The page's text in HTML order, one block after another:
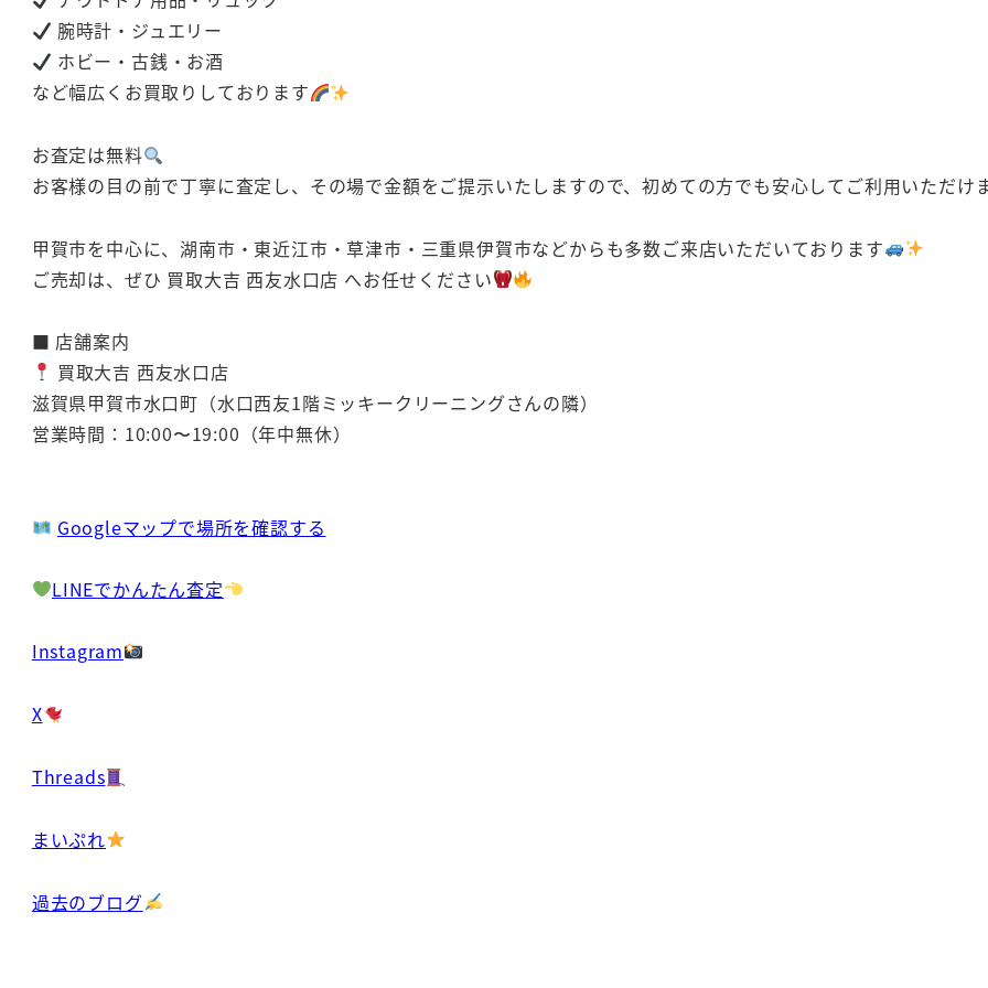
腕時計・ジュエリー
ホビー・古銭・お酒
など幅広くお買取りしております
お査定は無料
お客様の目の前で丁寧に査定し、その場で金額をご提示いたしますので、初めての方でも安心してご利用いただけ
甲賀市を中心に、湖南市・東近江市・草津市・三重県伊賀市などからも多数ご来店いただいております
ご売却は、ぜひ 買取大吉 西友水口店 へお任せください
■ 店舗案内
買取大吉 西友水口店
滋賀県甲賀市水口町（水口西友1階ミッキークリーニングさんの隣）
営業時間：10:00〜19:00（年中無休）
Googleマップで場所を確認する
LINEでかんたん査定
Instagram
X
Threads
まいぷれ
過去のブログ